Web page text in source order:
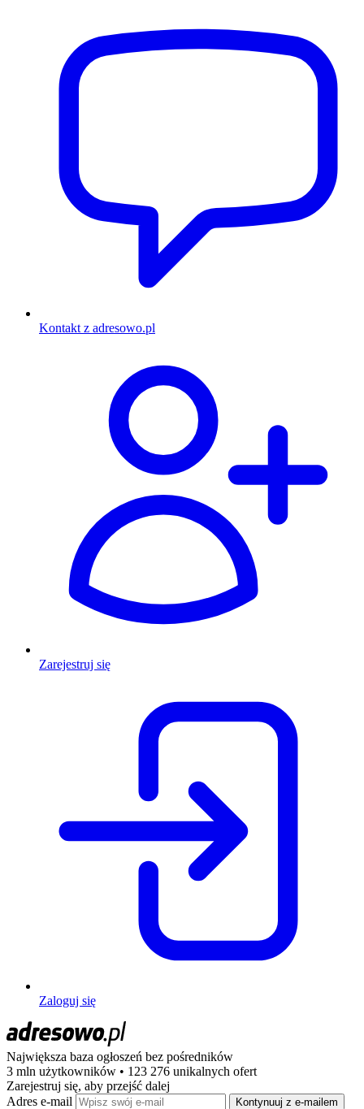
Kontakt z adresowo.pl
Zarejestruj się
Zaloguj się
Największa baza ogłoszeń bez pośredników
3 mln użytkowników • 123 276 unikalnych ofert
Zarejestruj się, aby przejść dalej
Adres e-mail
Kontynuuj z e-mailem